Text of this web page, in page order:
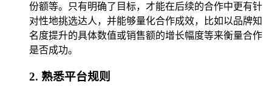
份额等。只有明确了目标，才能在后续的合作中更有针
对性地挑选达人，并能够量化合作成效，比如以品牌知
名度提升的具体数值或销售额的增长幅度等来衡量合作
是否成功。
2. 熟悉平台规则